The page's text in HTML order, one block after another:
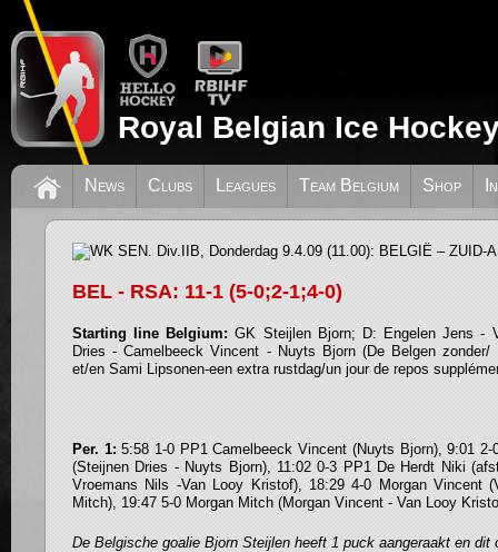
Royal Belgian Ice
News Clubs Leagues Team Belgium Shop
WK SEN. Div.IIB, Donderdag 9.4.09
ZUID-AFRIKA: 11-1 !
BEL - RSA: 11-1 (5-0;2-1;4-0)
Starting line Belgium: GK Steijlen Bjorn; D: Engelen Jens -
Dries - Camelbeeck Vincent - Nuyts Bjorn (De Belgen
et/en Sami Lipsonen-een extra rustdag/un jour de repos
Per. 1:5:58 1-0 PP1 Camelbeeck Vincent (Nuyts Bjorn), 9:01 2-
(Steijnen Dries - Nuyts Bjorn), 11:02 0-3 PP1 De Herdt Niki
Vroemans Nils -Van Looy Kristof), 18:29 4-0 Morgan Vincent
Mitch), 19:47 5-0 Morgan Mitch (Morgan Vincent - Van Looy
De Belgische goalie Bjorn Steijlen heeft 1 puck aangeraakt en dit